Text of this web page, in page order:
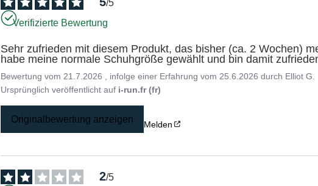
/5
Verifizierte Bewertung
Sehr zufrieden mit diesem Produkt, das bisher (ca. 2 Wochen)
habe meine normale Schuhgröße gewählt und bin damit
Bewertung vom 21.7.2026 , infolge einer Erfahrung vom 25.6.2026 durch Elliot G.
Ursprünglich veröffentlicht auf i-run.fr (fr)
Originalbewertung anzeigen Melden
2/5